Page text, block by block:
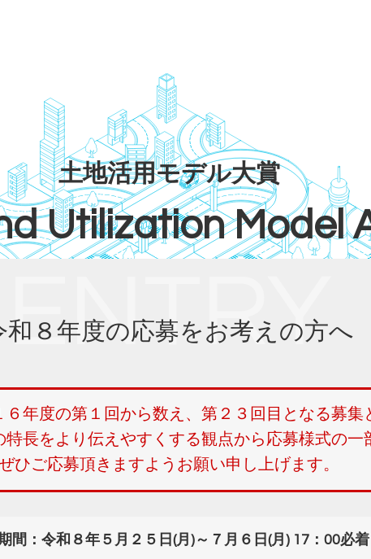
土地活用モデル大賞
Utilization Model
和８年度の応募をお考えの方へ
ENTRY
年度の第１回から数え、第２３回目となる募集
長をより伝えやすくする観点から応募様式の一
ひご応募頂きますようお願い申し上げます。
間：令和８年５月２５日(月)～７月６日(月) 17：00必着